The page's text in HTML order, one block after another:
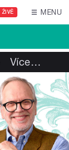
ŽIVĚ MENU
Více…